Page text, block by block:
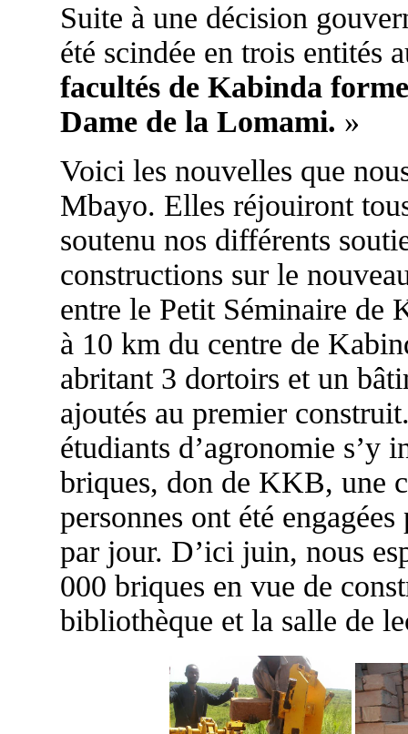
Suite à une décision
été scindée en trois entités
facultés de Kabinda
Dame de la Lomami. »
Voici les nouvelles que
Mbayo. Elles réjouiront
soutenu nos différents
constructions sur le
entre le Petit Séminaire de
à 10 km du centre de
abritant 3 dortoirs et un
ajoutés au premier
étudiants d’agronomie s’y
briques, don de KKB, une
personnes ont été
par jour. D’ici juin, nous
000 briques en vue de
bibliothèque et la salle de